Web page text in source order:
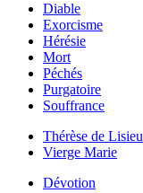
Diable
Exorcisme
Hérésie
Mort
Péchés
Purgatoire
Souffrance
Thérèse de
Vierge Marie
Dévotion